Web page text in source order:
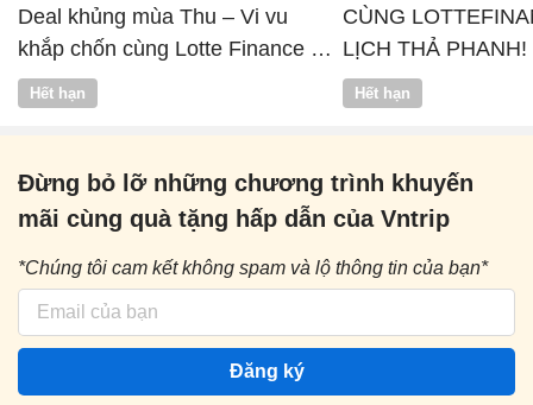
Deal khủng mùa Thu – Vi vu
khắp chốn cùng Lotte Finance x
Vntrip
Hết hạn
CÙNG
LỊCH THẢ PHANH!
Hết hạn
Đừng bỏ lỡ những chương trình khuyến
mãi cùng quà tặng hấp dẫn của Vntrip
*Chúng tôi cam kết không spam và lộ thông tin của bạn*
Đăng ký